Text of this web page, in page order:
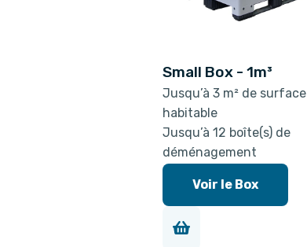
Small Box - 1m³
Jusqu’à 3 m² de surface
habitable
Jusqu’à 12 boîte(s) de
déménagement
Voir le Box